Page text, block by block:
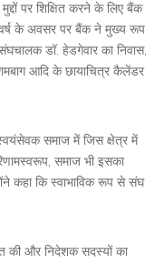
पर शिक्षित करने के लिए बैंक
के अवसर पर बैंक ने मुख्य रूप
डॉ. हेडगेवार का निवास,
आदि के छायाचित्र कैलेंडर
समाज में जिस क्षेत्र में
समाज भी इसका
कहा कि स्वाभाविक रूप से संघ
की और निदेशक सदस्यों का